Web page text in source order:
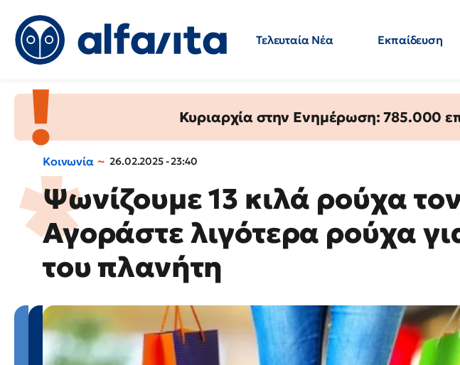
Τελευταία Νέα Εκπαίδευση
Κυριαρχία στην Ενημέρωση: 785.000
Κοινωνία 26.02.2025 - 23:40
Ψωνίζουμε 13 κιλά ρούχα
Αγοράστε λιγότερα ρούχα
του πλανήτη